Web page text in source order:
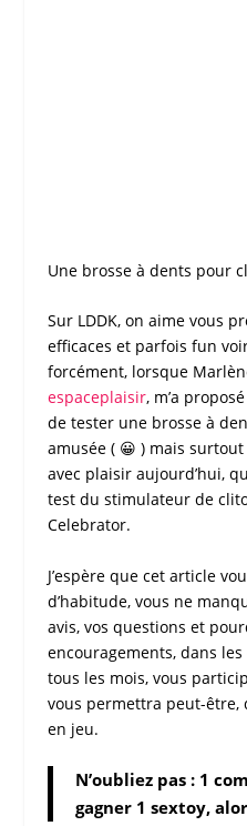
Une brosse à dents pour
Sur LDDK, on aime vous
efficaces et parfois fun
forcément, lorsque
espaceplaisir, m’a
de testerune brosse à
amusée ( 😀 ) mais
avec plaisir aujourd’hui,
testdu stimulateur de
Celebrator.
J’espère que cet article
d’habitude, vous ne
avis, vos questions et
encouragements, dans
tous les mois, vous
vous permettra peut-être,
en jeu.
N’oubliez pas : 1
gagner 1 sextoy,